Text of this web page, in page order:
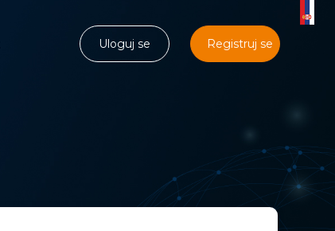
Uloguj se Registruj se